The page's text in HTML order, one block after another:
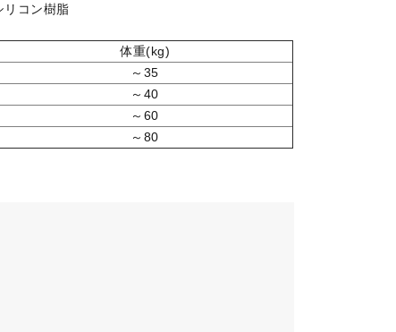
リコン樹脂
体重(kg)
～35
～40
～60
～80